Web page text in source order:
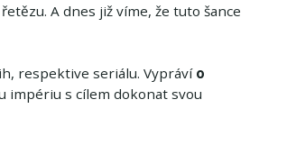
A dnes již víme, že tuto šance
respektive seriálu. Vypráví o
impériu s cílem dokonat svou